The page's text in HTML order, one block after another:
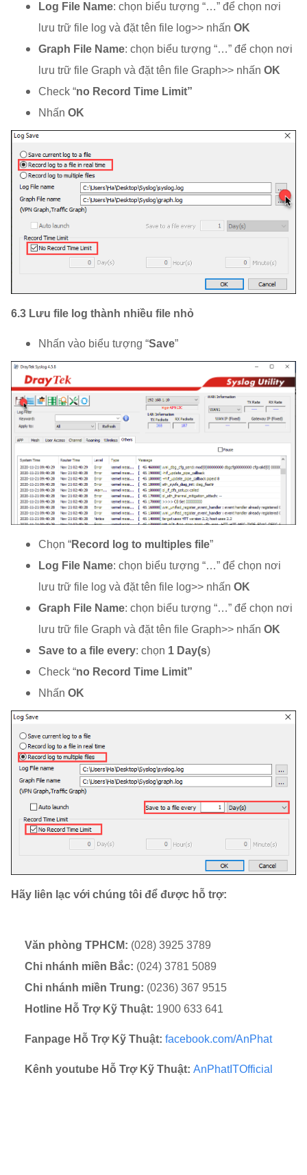
Log File Name: chọn biểu tượng “…” để chọn nơi
lưu trữ file log và đặt tên file log>> nhấn OK
Graph File Name: chọn biểu tượng “…” để chọn nơi
lưu trữ file Graph và đặt tên file Graph>> nhấn OK
Check “no Record Time Limit”
Nhấn OK
6.3 Lưu file log thành nhiều file nhỏ
Nhấn vào biểu tượng “Save”
Chọn “Record log to multiples file”
Log File Name: chọn biểu tượng “…” để chọn nơi
lưu trữ file log và đặt tên file log>> nhấn OK
Graph File Name: chọn biểu tượng “…” để chọn nơi
lưu trữ file Graph và đặt tên file Graph>> nhấn OK
Save to a file every: chọn 1 Day(s)
Check “no Record Time Limit”
Nhấn OK
Hãy liên lạc với chúng tôi để được hỗ trợ:
Văn phòng TPHCM: (028) 3925 3789
Chi nhánh miền Bắc: (024) 3781 5089
Chi nhánh miền Trung: (0236) 367 9515
Hotline Hỗ Trợ Kỹ Thuật: 1900 633 641
Fanpage Hỗ Trợ Kỹ Thuật: facebook.com/AnPhat
Kênh youtube Hỗ Trợ Kỹ Thuật: AnPhatITOfficial